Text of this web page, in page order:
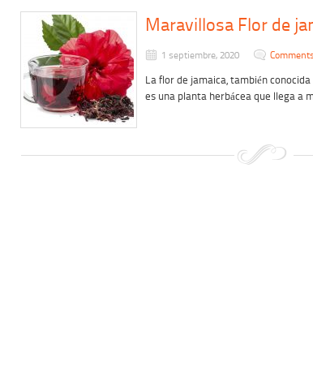
Maravillosa Flor de
1 septiembre, 2020
La flor de jamaica, también
es una planta herbácea que llega a